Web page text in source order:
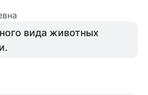
вида животных